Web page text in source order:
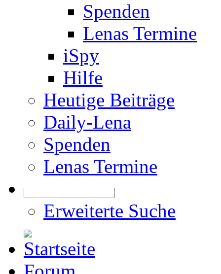
Spenden
Lenas Termine
iSpy
Hilfe
Heutige Beiträge
Daily-Lena
Spenden
Lenas Termine
Erweiterte Suche